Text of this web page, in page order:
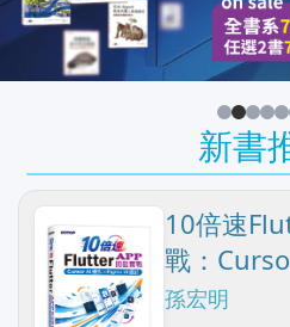
新書
10倍速
戰：
UI設計
孫宏明